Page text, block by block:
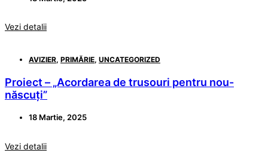
Vezi detalii
AVIZIER, PRIMĂRIE, UNCATEGORIZED
Proiect – „Acordarea de trusouri pentru nou-
născuți”
18 Martie, 2025
Vezi detalii